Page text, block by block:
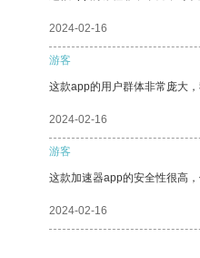
2024-02-16
游客
这款app的用户群体非常庞大
2024-02-16
游客
这款加速器app的安全性很高
2024-02-16